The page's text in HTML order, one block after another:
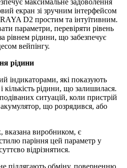
екран зі зручним інтерфейсом
D2 простим та інтуїтивним.
параметри, перевіряти рівень
рівнем рідини, що забезпечує
вейпінгу.
рідини
індикаторами, які показують
кількість рідини, що залишилася.
ситуацій, коли пристрій
що розрядився, або
вказана виробником, є
паріння цей параметр у
відрізнятися.
підлягають обміну, поверненню